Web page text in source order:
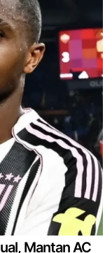
Mantan AC